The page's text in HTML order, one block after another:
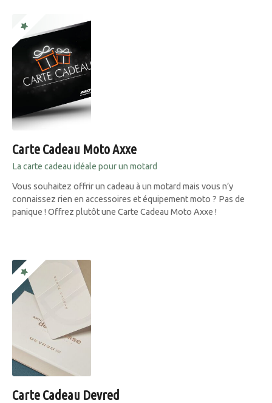
Carte Cadeau Moto Axxe
La carte cadeau idéale pour un motard
Vous souhaitez offrir un cadeau à un motard mais vous n’y
connaissez rien en accessoires et équipement moto ? Pas de
panique ! Offrez plutôt une Carte Cadeau Moto Axxe !
Carte Cadeau Devred